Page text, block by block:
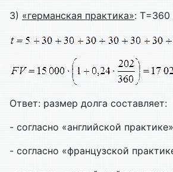
3) «германская практика»: T=360
Ответ: размер долга составляет:
- согласно «английской
- согласно «французской